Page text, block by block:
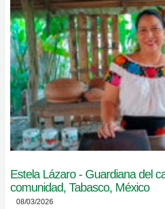
Estela Lázaro - Guardiana del
comunidad, Tabasco, México
08/03/2026